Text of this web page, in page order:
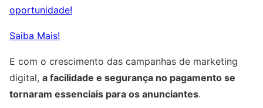
oportunidade!
Saiba Mais!
E com o crescimento das campanhas de marketing
digital, a facilidade e segurança no pagamento se
tornaram essenciais para os anunciantes.